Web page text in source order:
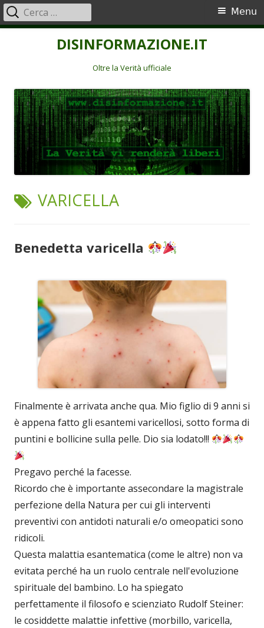
DISINFORMAZIONE.IT
Oltre la Verità ufficiale
Menu
principale
Menu
Ricerca
per:
TAG:
VARICELLA
Benedetta varicella
Finalmente è arrivata anche qua. Mio figlio di 9 anni si
è appena fatto gli esantemi varicellosi, sotto forma di
puntini e bollicine sulla pelle. Dio sia lodato!!!
Pregavo perché la facesse.
Ricordo che è importante assecondare la magistrale
perfezione della Natura per cui gli interventi
preventivi con antidoti naturali e/o omeopatici sono
ridicoli.
Questa malattia esantematica (come le altre) non va
evitata perché ha un ruolo centrale nell'evoluzione
spirituale del bambino. Lo ha spiegato
perfettamente il filosofo e scienziato Rudolf Steiner:
le cosiddette malattie infettive (morbillo, varicella,